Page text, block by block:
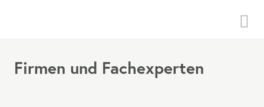
Firmen und Fachexperten